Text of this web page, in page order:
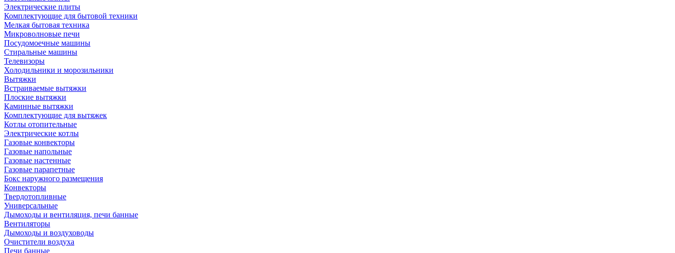
Электрические плиты
Комплектующие для бытовой техники
Мелкая бытовая техника
Микроволновые печи
Посудомоечные машины
Стиральные машины
Телевизоры
Холодильники и морозильники
Вытяжки
Встраиваемые вытяжки
Плоские вытяжки
Каминные вытяжки
Комплектующие для вытяжек
Котлы отопительные
Электрические котлы
Газовые конвекторы
Газовые напольные
Газовые настенные
Газовые парапетные
Бокс наружного размещения
Конвекторы
Твердотопливные
Универсальные
Дымоходы и вентиляция, печи банные
Вентиляторы
Дымоходы и воздуховоды
Очистители воздуха
Печи банные